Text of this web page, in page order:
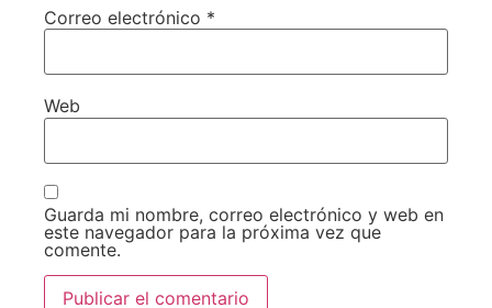
Correo electrónico *
Web
Guarda mi nombre, correo electrónico y web en
este navegador para la próxima vez que
comente.